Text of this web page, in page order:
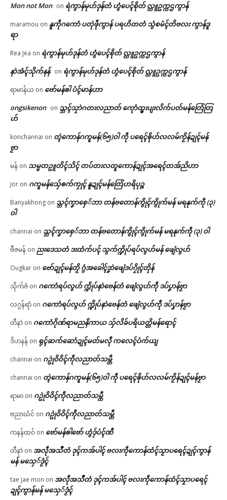
Mon not Mon on ရဲကွာန်မုဟ်ဒုန်တံ ဟွံပေၚ်စိုတ် လ္တူဥက္ကဌကွာန်
maramou on နူကဵုဂကောံ ပတုဲဖဵုကွာန် ပရဟိတတံ သွံစမံၚ်တိဗလး ကွာန်ဒူ
ရာ
Rea Jea on ရဲကွာန်မုဟ်ဒုန်တံ ဟွံပေၚ်စိုတ် လ္တူဥက္ကဌကွာန်
နာဲအံၚ်သိုက်နန် on ရဲကွာန်မုဟ်ဒုန်တံ ဟွံပေၚ်စိုတ် လ္တူဥက္ကဌကွာန်
ရာမာန်ယ on ဗော်မန်ၜါ ပံၚ်မာန်ဟာ
ongsikenon on သ္ဘၚ်သၠာဲဂတးလညာတ် ကေုာံထ္ၜးပျးလိက်ပတ်မန်တြေံတြ
ဟ်
konchannai on တ္ၚဲကောန်ဂကူမန်(၆၅)ဝါ ကဵု ပရေၚ်ၜိုဟ်လလမ်ကၟိန်ဍုၚ်မန်
ဗၟာ
မန် on သမ္မတဥူတိၚ်သိၚ် တပ်တးလတူကောန်ဍုၚ်အရေၚ်တအ်ညိဟာ
jor on ဂကူမန်​သှ်ေၜက်ကၠုၚ် နူဍုၚ်မန်တြေံဟရိပုဉ္ဇ
Banyakhong on သ္ဘၚ်ကၞာစှေ်ဘာ တန်ဗတောန်ကွိုၚ်ကွိုက်မန် မရနုက်ကဵု (၃)
ဝါ
channai on သ္ဘၚ်ကၞာစှေ်ဘာ တန်ဗတောန်ကွိုၚ်ကွိုက်မန် မရနုက်ကဵု (၃) ဝါ
ဗီဇမန် on ညးဒေသတံ ဒးထံက်ပၚ် သွက်က္ဍိုပ်ရပ်လွဟ်မန် ဖျေံလွဟ်
Ougkar on ဗော်ဍုၚ်မန်တၟိ ဂွံအခေါၚ်ဒၞာဲဖျေံဒပ်ဂၠိုၚ်တိုန်
သိုက်ဇံ on ဂကောံရပ်လွဟ် က္ဍိုပ်နာဲဗေန်တံ ဖျေံလွဟ်ကဵု ဒပ်ပၞာန်ဗၟာ
လဂ္ဂန်ရာံ on ဂကောံရပ်လွဟ် က္ဍိုပ်နာဲဗေန်တံ ဖျေံလွဟ်ကဵု ဒပ်ပၞာန်ဗၟာ
တီနာဲ on ဂကောံဂိုဏ်ရာမညနိကာယ သှ်လိခ်ပရိယတ္တိမန်ရောၚ်
ဒိဟနန် on ရုၚ်ဆက်ဆောံဍုၚ်မတ်မလီု ကလေၚ်ပံက်ယျ
channai on ဂဥုဲဝိဝိၚ်ကဵုလညာတ်သမ္တီ
channai on တ္ၚဲကောန်ဂကူမန်(၆၅)ဝါ ကဵု ပရေၚ်ၜိုဟ်လလမ်ကၟိန်ဍုၚ်မန်ဗၟာ
ရာမာ on ဂဥုဲဝိဝိၚ်ကဵုလညာတ်သမ္တီ
ဗညာဃံင် on ဂဥုဲဝိဝိၚ်ကဵုလညာတ်သမ္တီ
ကနန်ထဝ် on ဗော်မန်ၜါဗော် ဟွံဒှ်ပံၚ်ဏီ
တီနာဲ on အလဵုအသဳတံ ဒုၚ်ကအ်ပါၚ် ဗလးကဵုကောန်ထံၚ်သၟာပရေၚ်ဍုၚ်ကွာန်
မန် မသှေ်ဒၟံၚ်
tae jae mon on အလဵုအသဳတံ ဒုၚ်ကအ်ပါၚ် ဗလးကဵုကောန်ထံၚ်သၟာပရေၚ်
ဍုၚ်ကွာန်မန် မသှေ်ဒၟံၚ်